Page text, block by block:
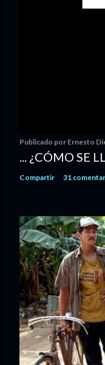
Publicado por Ernesto
... ¿CÓMO SE
Compartir 31